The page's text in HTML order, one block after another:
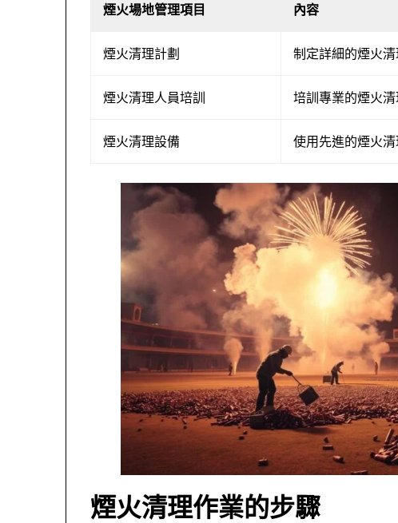
煙火場地管理項目 內容
煙火清理計劃 制定詳細的煙火
煙火清理人員培訓 培訓專業的煙火清
煙火清理設備 使用先進的煙火
煙火清理作業的步驟